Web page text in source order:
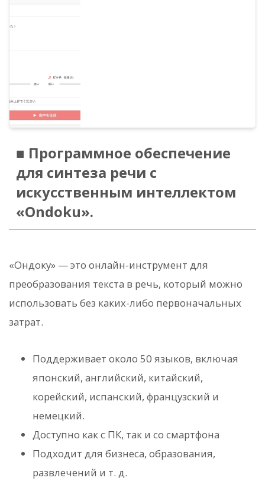
■ Программное обеспечение
для синтеза речи с
искусственным интеллектом
«Ondoku».
«Ондоку» — это онлайн-инструмент для
преобразования текста в речь, который можно
использовать без каких-либо первоначальных
затрат.
Поддерживает около 50 языков, включая
японский, английский, китайский,
корейский, испанский, французский и
немецкий.
Доступно как с ПК, так и со смартфона
Подходит для бизнеса, образования,
развлечений и т. д.